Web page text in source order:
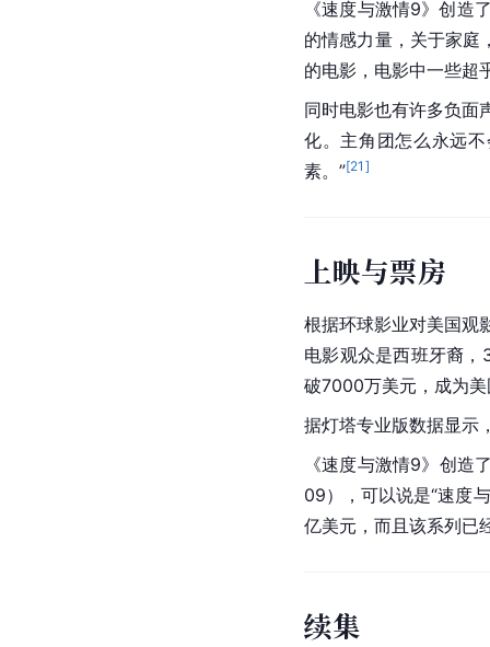
《速度与激情9》创造
的情感力量，关于家庭
的电影，电影中一些超
同时电影也有许多负面
化。主角团怎么永远
素。”[21 ]
上映与票房
根据环球影业对美国观
电影观众是西班牙裔，
破7000万美元，成为
据灯塔专业版数据显示
《速度与激情9》创
09），可以说是“速度
亿美元，而且该系列已
续集